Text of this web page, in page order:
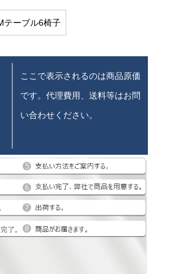
テーブル6椅子
ここで表示されるのは商品原価
です。代理費用、送料等はお問
い合わせください。